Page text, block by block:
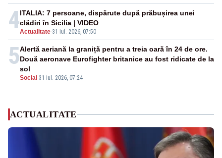
4Actualitate-31 iul. 2026, 07:50
ITALIA: 7 persoane, dispărute după prăbușirea unei
clădiri în Sicilia | VIDEO
5
Social -31 iul. 2026, 07:24
Alertă aeriană la graniță pentru a treia oară în 24 de ore.
Două aeronave Eurofighter britanice au fost ridicate de la
sol
ACTUALITATE